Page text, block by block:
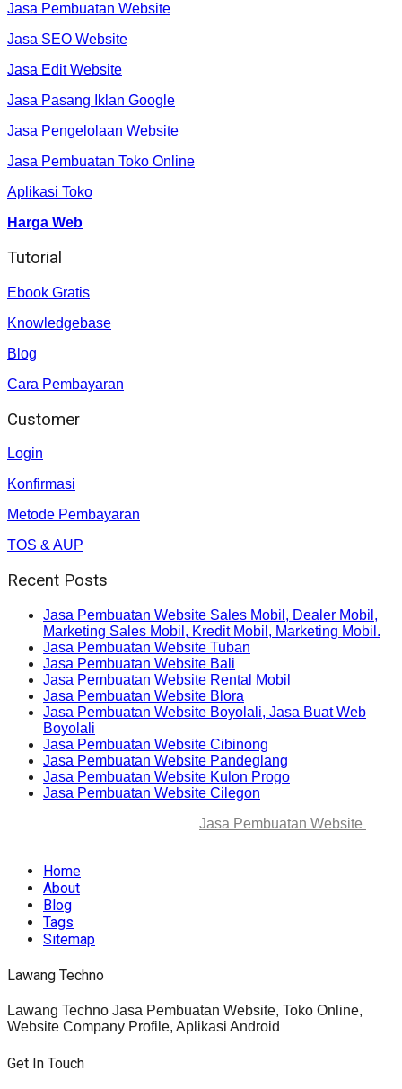
Jasa Pembuatan Website
Jasa SEO Website
Jasa Edit Website
Jasa Pasang Iklan Google
Jasa Pengelolaan Website
Jasa Pembuatan Toko Online
Aplikasi Toko
Harga Web
Tutorial
Ebook Gratis
Knowledgebase
Blog
Cara Pembayaran
Customer
Login
Konfirmasi
Metode Pembayaran
TOS & AUP
Recent Posts
Jasa Pembuatan Website Sales Mobil, Dealer Mobil,
Marketing Sales Mobil, Kredit Mobil, Marketing Mobil.
Jasa Pembuatan Website Tuban
Jasa Pembuatan Website Bali
Jasa Pembuatan Website Rental Mobil
Jasa Pembuatan Website Blora
Jasa Pembuatan Website Boyolali, Jasa Buat Web
Boyolali
Jasa Pembuatan Website Cibinong
Jasa Pembuatan Website Pandeglang
Jasa Pembuatan Website Kulon Progo
Jasa Pembuatan Website Cilegon
Jasa Pembuatan Website
Home
About
Blog
Tags
Sitemap
Lawang Techno
Lawang Techno Jasa Pembuatan Website, Toko Online,
Website Company Profile, Aplikasi Android
Get In Touch